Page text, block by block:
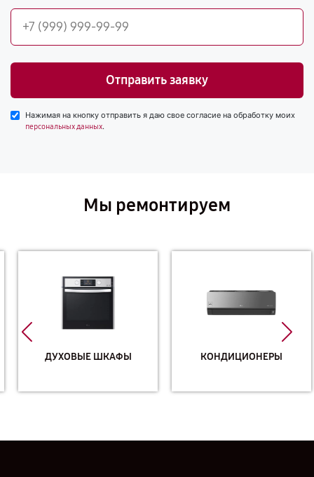
Отправить заявку
Нажимая на кнопку отправить я даю свое согласие на обработку моих
персональных данных.
Мы ремонтируем
ДУХОВЫЕ ШКАФЫ КОНДИЦИОНЕРЫ